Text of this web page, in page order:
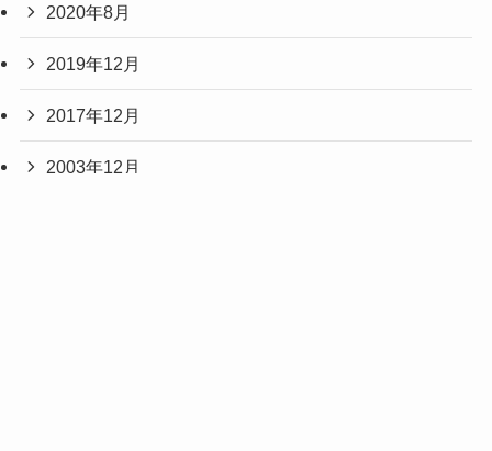
2020年8月
2019年12月
2017年12月
2003年12月